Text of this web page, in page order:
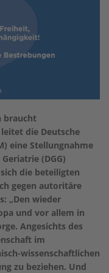
braucht
die Deutsche
eine Stellungnahme
(DGG)
die beteiligten
gegen autoritäre
„Den wieder
und vor allem in
Angesichts des
im
wissenschaftlichen
zu beziehen. Und